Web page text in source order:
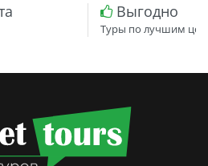
Выгодно
Туры по лучшим